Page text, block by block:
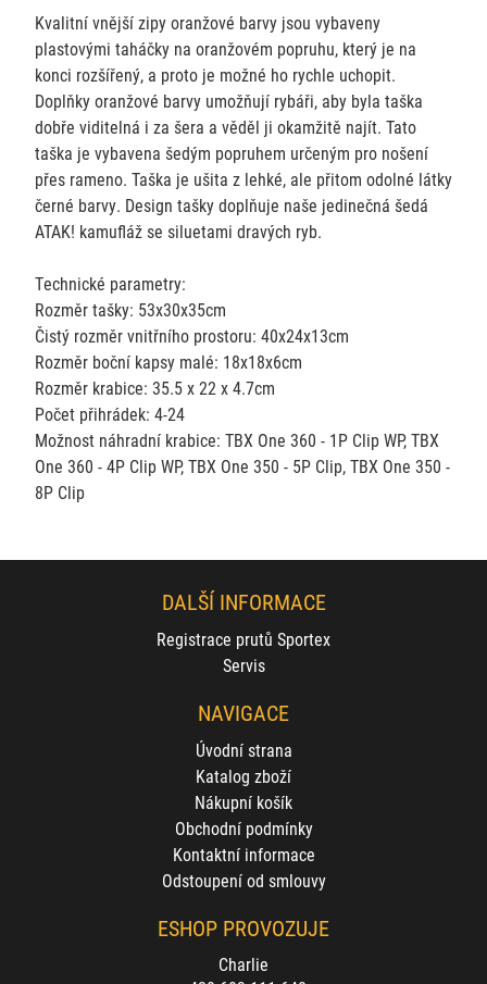
Kvalitní vnější zipy oranžové barvy jsou vybaveny
plastovými taháčky na oranžovém popruhu, který je na
konci rozšířený, a proto je možné ho rychle uchopit.
Doplňky oranžové barvy umožňují rybáři, aby byla taška
dobře viditelná i za šera a věděl ji okamžitě najít. Tato
taška je vybavena šedým popruhem určeným pro nošení
přes rameno. Taška je ušita z lehké, ale přitom odolné látky
černé barvy. Design tašky doplňuje naše jedinečná šedá
ATAK! kamufláž se siluetami dravých ryb.
Technické parametry:
Rozměr tašky: 53x30x35cm
Čistý rozměr vnitřního prostoru: 40x24x13cm
Rozměr boční kapsy malé: 18x18x6cm
Rozměr krabice: 35.5 x 22 x 4.7cm
Počet přihrádek: 4-24
Možnost náhradní krabice: TBX One 360 - 1P Clip WP, TBX
One 360 - 4P Clip WP, TBX One 350 - 5P Clip, TBX One 350 -
8P Clip
DALŠÍ INFORMACE
Registrace prutů Sportex
Servis
NAVIGACE
Úvodní strana
Katalog zboží
Nákupní košík
Obchodní podmínky
Kontaktní informace
Odstoupení od smlouvy
ESHOP PROVOZUJE
Charlie